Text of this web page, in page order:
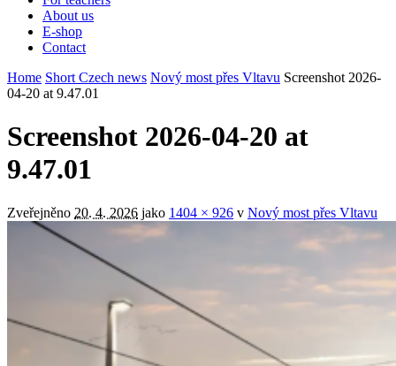
About us
E-shop
Contact
Home Short Czech news Nový most přes Vltavu Screenshot 2026-
04-20 at 9.47.01
Screenshot 2026-04-20 at
9.47.01
Zveřejněno 20. 4. 2026 jako 1404 × 926 v Nový most přes Vltavu